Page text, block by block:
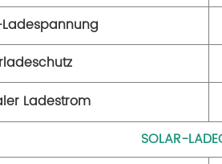
Ladestrom
SOLAR-